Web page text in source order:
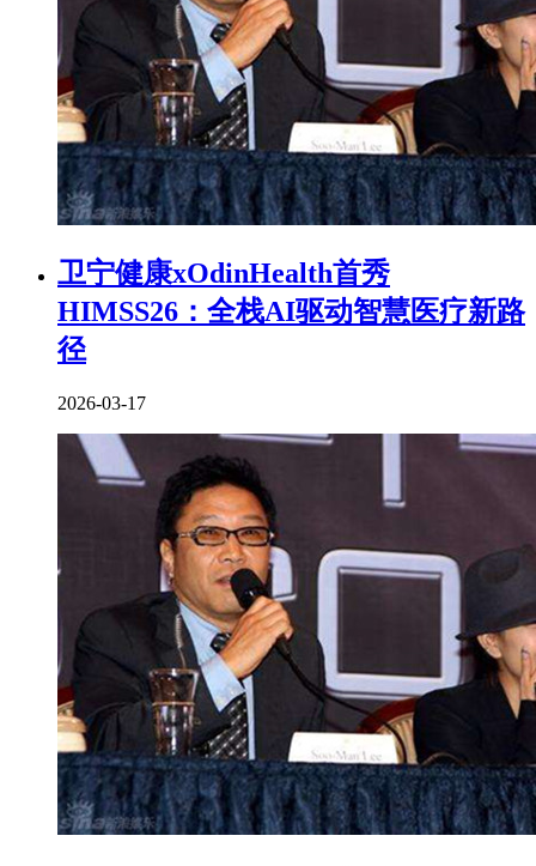
卫宁健康xOdinHealth首秀
HIMSS26：全栈AI驱动智慧医疗新路
径
2026-03-17